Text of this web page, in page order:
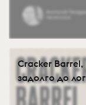
Cracker
задолго до